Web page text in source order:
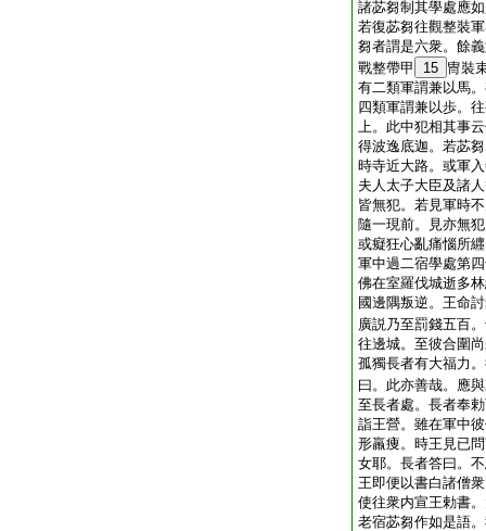
諸苾芻制其學處應
若復苾芻往觀整裝
芻者謂是六衆。餘
戰整帶甲
15 冑裝
有二類軍謂兼以馬
四類軍謂兼以歩。
上。此中犯相其事
得波逸底迦。若苾
時寺近大路。或軍
夫人太子大臣及諸
皆無犯。若見軍時
隨一現前。見亦無
或癡狂心亂痛惱所纒
軍中過二宿學處第
佛在室羅伐城逝多
國邊隅叛逆。王命
廣説乃至罰錢五百
往邊城。至彼合圍
孤獨長者有大福力
曰。此亦善哉。應
至長者處。長者奉
詣王營。雖在軍中
形羸痩。時王見已
女耶。長者答曰。
王即便以書白諸僧
使往衆内宣王勅書
老宿苾芻作如是語